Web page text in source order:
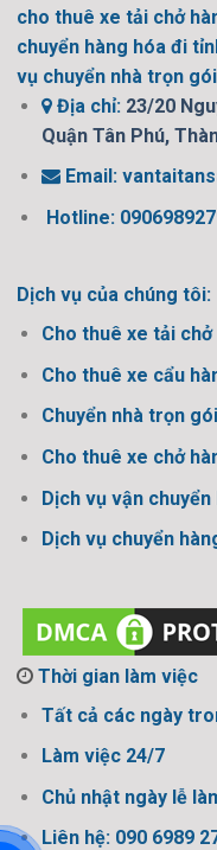
cho thuê xe tải chở
chuyển hàng hóa đi
vụ chuyển nhà trọn
Địa chỉ: 23/20
Quận Tân Phú,
Email:
Hotline:
Dịch vụ của chúng tôi:
Cho thuê xe tải chở
Cho thuê xe cẩu
Chuyển nhà trọn gói
Cho thuê xe chở
Dịch vụ vận
Dịch vụ chuyển
Thời gian làm việc
Tất cả các ngày
Làm việc 24/7
Chủ nhật ngày lễ
Liên hệ: 090 6989